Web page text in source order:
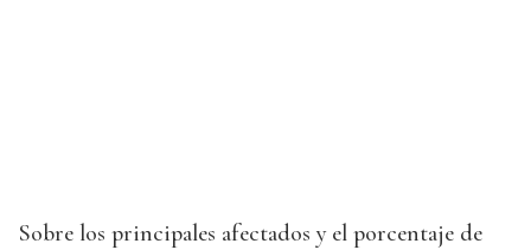
Sobre los principales afectados y el porcentaje de